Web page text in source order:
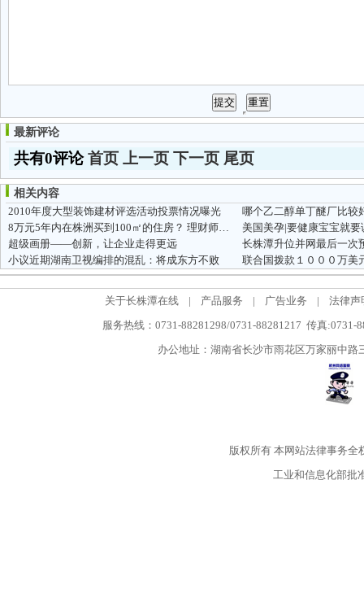
最新评论
共有0评论首页 上一页 下一页 尾页
相关内容
2010年度大型装饰建材评选活动投票情况曝光
8万元5年内在株洲买到100㎡的住房？ 理财师出招
美国美孕|要健康宝宝就
超级画册——创新，让企业走得更远
长株潭升位并网最后一次
小议近期湖南卫视编排的混乱：将成东方不败
联合国拨款１０００万美
关于长株潭在线 | 产品服务 | 广告业务 |
法律声
服务热线：0731-88281298/0731-88281217 传真:0731-
办公地址：湖南省长沙市雨花区万家丽中
版权所有本网站法律事务全
工业和信息化部批